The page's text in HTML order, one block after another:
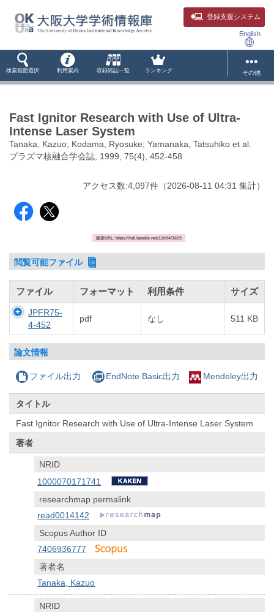
登録支援システム
English
検索画面選択 利用案内 収録雑誌一覧 ランキング その他
Fast Ignitor Research with Use of Ultra-
Intense Laser System
Tanaka, Kazuo; Kodama, Ryosuke; Yamanaka, Tatsuhiko et al.
プラズマ核融合学会誌, 1999, 75(4), 452-458
アクセス数:4,097件 （2026-08-11 04:31 集計）
固定URL: https://hdl.handle.net/11094/3029
閲覧可能ファイル
ファイル フォーマット 利用条件 サイズ
JPFR75-
4-452
pdf なし 511 KB
論文情報
ファイル出力 EndNote Basic出力 Mendeley出力
タイトル
Fast Ignitor Research with Use of Ultra-Intense Laser System
著者
NRID
1000070171741
researchmap permalink
read0014142
Scopus Author ID
7406936777
著者名
Tanaka, Kazuo
NRID